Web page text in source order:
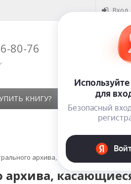
Вход
80-76
на
КНИГУ? КОНТАКТЫ
архива, касающиеся до России.
архива,